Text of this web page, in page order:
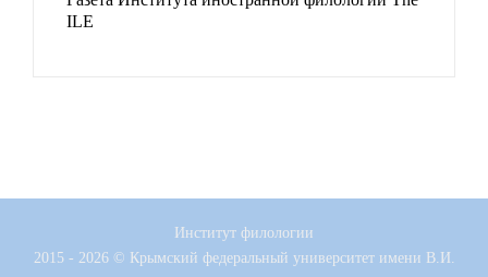
ILE
Институт филологии
2015 - 2026 © Крымский федеральный университет имени В.И.